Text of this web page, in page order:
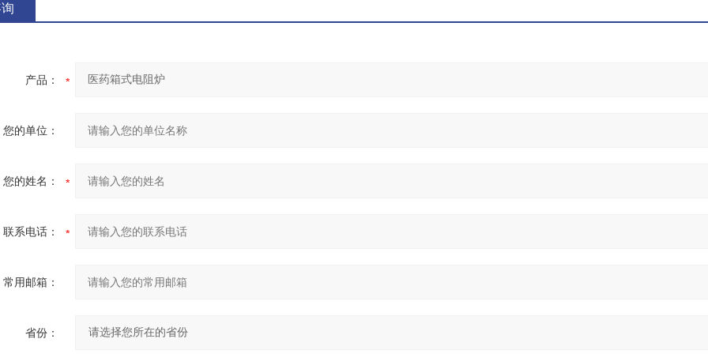
产品：
您的单位：
您的姓名：
联系电话：
常用邮箱：
省份：